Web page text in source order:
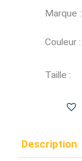
Marque :
Couleur :
Taille :
Description